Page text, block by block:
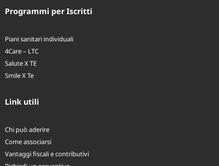
Piani sanitari individuali
4Care – LTC
Salute X TE
Chi può aderire
Come associarsi